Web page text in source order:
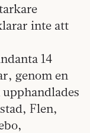
inte att
14
genom en
Flen,